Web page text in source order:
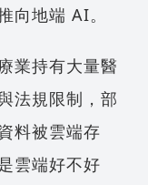
向地端 AI。
業持有大量醫
法規限制，部
料被雲端存
雲端好不好